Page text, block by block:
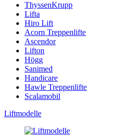
ThyssenKrupp
Lifta
Hiro Lift
Acorn Treppenlifte
Ascendor
Lifton
Högg
Sanimed
Handicare
Hawle Treppenlifte
Scalamobil
Liftmodelle